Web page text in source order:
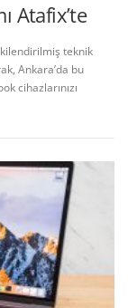
Atafix’te
teknik
Ankara’da bu
cihazlarınızı